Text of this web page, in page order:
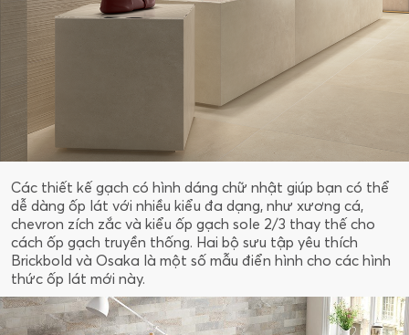
Các thiết kế gạch có hình dáng chữ nhật giúp bạn có thể
dễ dàng ốp lát với nhiều kiểu đa dạng, như xương cá,
chevron zích zắc và kiểu ốp gạch sole 2/3 thay thế cho
cách ốp gạch truyền thống. Hai bộ sưu tập yêu thích
Brickbold và Osaka là một số mẫu điển hình cho các hình
thức ốp lát mới này.